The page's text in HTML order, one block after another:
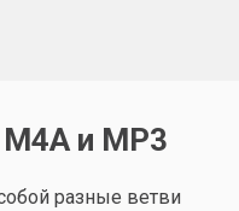
и MP3
разные ветви